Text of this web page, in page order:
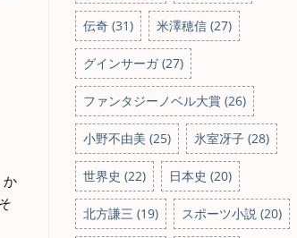
か
伝奇 (31) 米澤穂信 (27)
グインサーガ (27)
ファンタジーノベル大賞 (26)
小野不由美 (25) 氷室冴子 (28)
世界史 (22) 日本史 (20)
北方謙三 (19) スポーツ小説 (20)